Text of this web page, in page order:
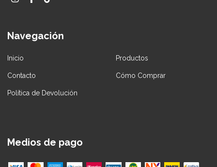
Navegación
Inicio Productos
Contacto Cómo Comprar
Política de Devolución
Medios de pago